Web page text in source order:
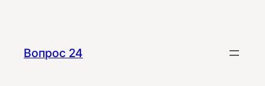
содержимому
Вопрос 24